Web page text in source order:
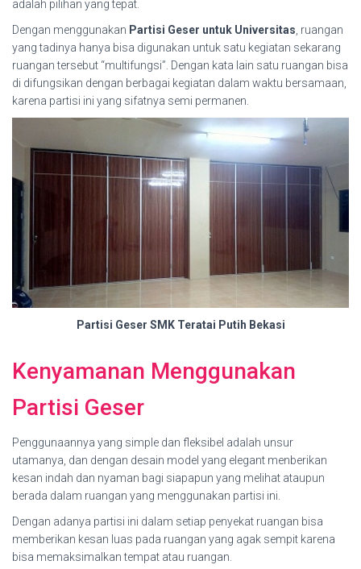
adalah pilihan yang tepat.
Dengan menggunakan Partisi Geser untuk Universitas, ruangan
yang tadinya hanya bisa digunakan untuk satu kegiatan sekarang
ruangan tersebut “multifungsi”. Dengan kata lain satu ruangan bisa
di difungsikan dengan berbagai kegiatan dalam waktu bersamaan,
karena partisi ini yang sifatnya semi permanen.
Partisi Geser SMK Teratai Putih Bekasi
Kenyamanan Menggunakan
Partisi Geser
Penggunaannya yang simple dan fleksibel adalah unsur
utamanya, dan dengan desain model yang elegant menberikan
kesan indah dan nyaman bagi siapapun yang melihat ataupun
berada dalam ruangan yang menggunakan partisi ini.
Dengan adanya partisi ini dalam setiap penyekat ruangan bisa
memberikan kesan luas pada ruangan yang agak sempit karena
bisa memaksimalkan tempat atau ruangan.